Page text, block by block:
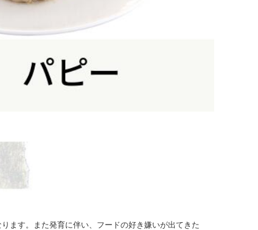
ます。また発育に伴い、フードの好き嫌いが出てきた